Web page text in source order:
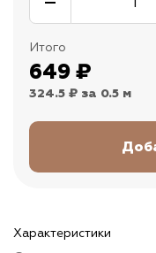
Итого
649 ₽
324.5 ₽ за 0.5 м
Характеристики